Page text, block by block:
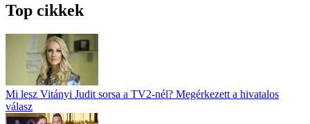
Top cikkek
Mi lesz Vitányi Judit sorsa a TV2-nél? Megérkezett a hivatalos
válasz